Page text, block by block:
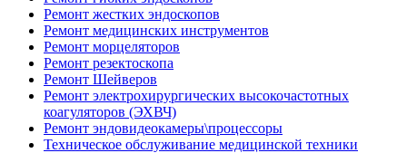
Ремонт жестких эндоскопов
Ремонт медицинских инструментов
Ремонт морцеляторов
Ремонт резектоскопа
Ремонт Шейверов
Ремонт электрохирургических высокочастотных
коагуляторов (ЭХВЧ)
Ремонт эндовидеокамеры\процессоры
Техническое обслуживание медицинской техники